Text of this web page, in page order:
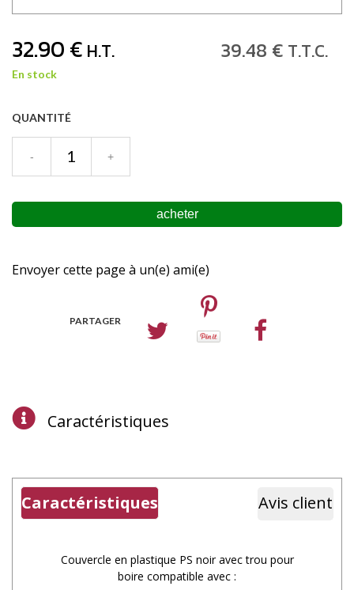
32.90€ H.T. 39.48 € T.T.C.
En stock
QUANTITÉ
Envoyer cette page à un(e) ami(e)
PARTAGER
Caractéristiques
Caractéristiques Avis client
Couvercle en plastique PS noir avec trou pour
boire compatible avec :